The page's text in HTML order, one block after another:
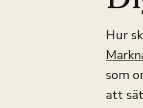
Hur
som
att